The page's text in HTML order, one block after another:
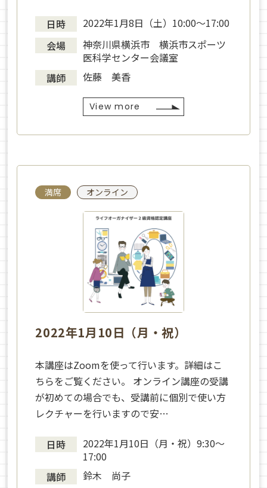
日時
2022年1月8日（土）10:00～17:00
会場
神奈川県横浜市 横浜市スポーツ
医科学センター会議室
講師
佐藤 美香
View more
満席 オンライン
2022年1月10日（月・祝）
本講座はZoomを使って行います。詳細はこ
ちらをご覧ください。 オンライン講座の受講
が初めての場合でも、受講前に個別で使い方
レクチャーを行いますので安…
日時
2022年1月10日（月・祝）9:30〜
17:00
講師
鈴木 尚子